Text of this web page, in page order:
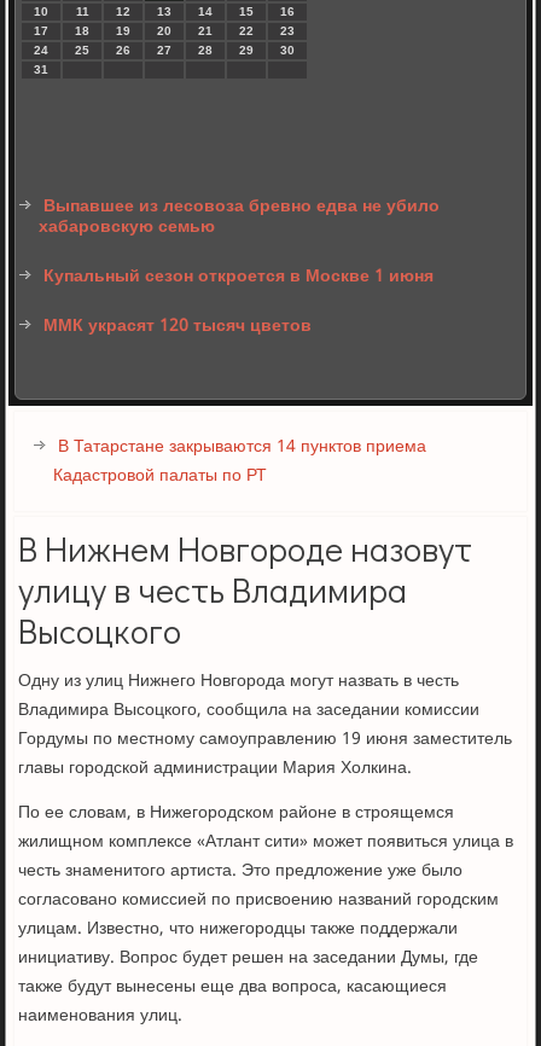
10
11 12 13 14 15
16
17
18 19 20 21 22
23
24
25 26 27 28 29
30
31
Выпавшее из лесовоза бревно едва не убило
хабаровскую семью
Купальный сезон откроется в Москве 1 июня
ММК украсят 120 тысяч цветов
В Татарстане закрываются 14 пунктов приема
Кадастровой палаты по РТ
В Нижнем Новгороде назовут
улицу в честь Владимира
Высоцкого
Одну из улиц Нижнего Новгорода могут назвать в честь
Владимира Высоцкого, сообщила на заседании комиссии
Гордумы по местному самоуправлению 19 июня заместитель
главы городской администрации Мария Холкина.
По ее словам, в Нижегородском районе в строящемся
жилищном комплексе «Атлант сити» может появиться улица в
честь знаменитого артиста. Это предложение уже было
согласовано комиссией по присвоению названий городским
улицам. Известно, что нижегородцы также поддержали
инициативу. Вопрос будет решен на заседании Думы, где
также будут вынесены еще два вопроса, касающиеся
наименования улиц.